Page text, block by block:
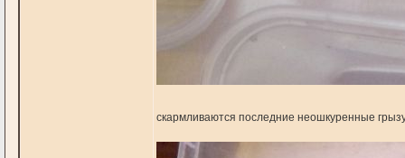
скармливаются последние неошкуренные